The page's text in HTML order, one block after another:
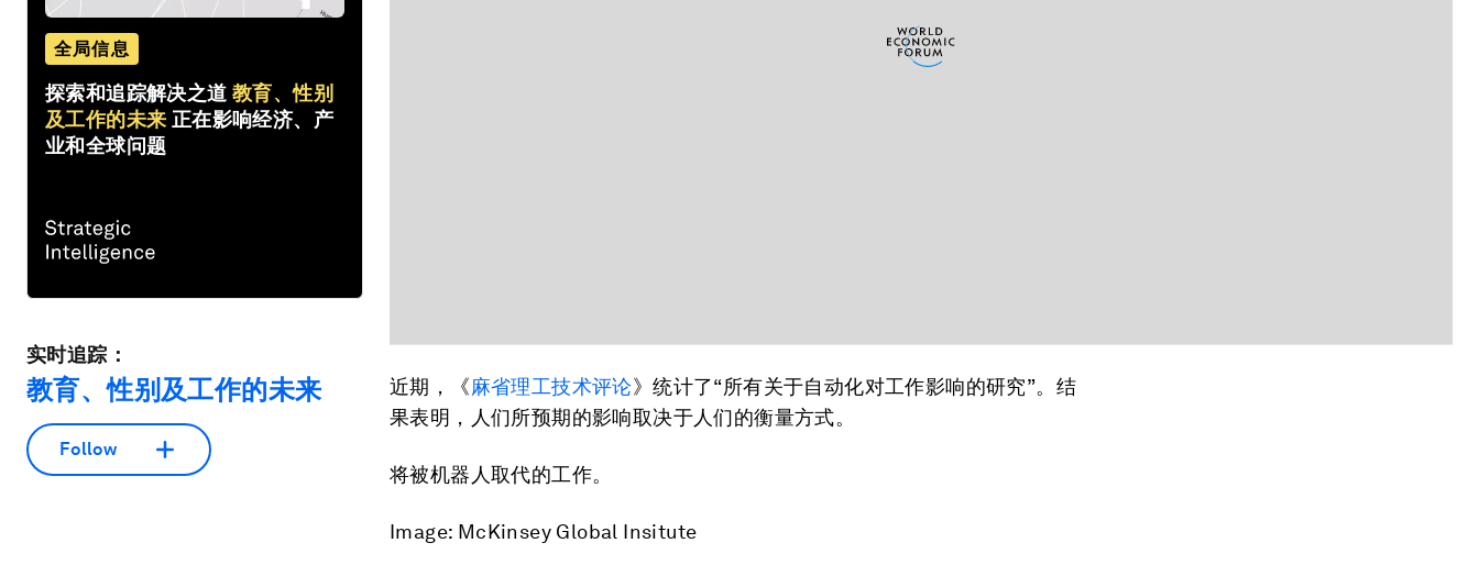
全局信息
探索和追踪解决之道 教育、性别
及工作的未来 正在影响经济、产
业和全球问题
实时追踪：
教育、性别及工作的未来
Follow
近期，《麻省理工技术评论》统计了“所有关于自动化对工作影响的研究”。结
果表明，人们所预期的影响取决于人们的衡量方式。
将被机器人取代的工作。
Image: McKinsey Global Insitute